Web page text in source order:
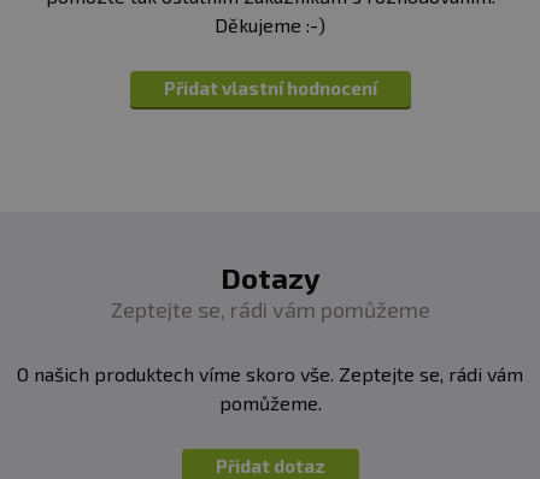
dětí! není vhodné těhotné a kojící ženy. Skladujte v suchu
slunečnímu záření. Chraňte před mrazem. Výrobce
neručí za vady vzniklé nevhodným skladováním a
Děkujeme :-)
Přidat vlastní hodnocení
Dotazy
Zeptejte se, rádi vám pomůžeme
O našich produktech víme skoro vše. Zeptejte se, rádi vám
pomůžeme.
Přidat dotaz